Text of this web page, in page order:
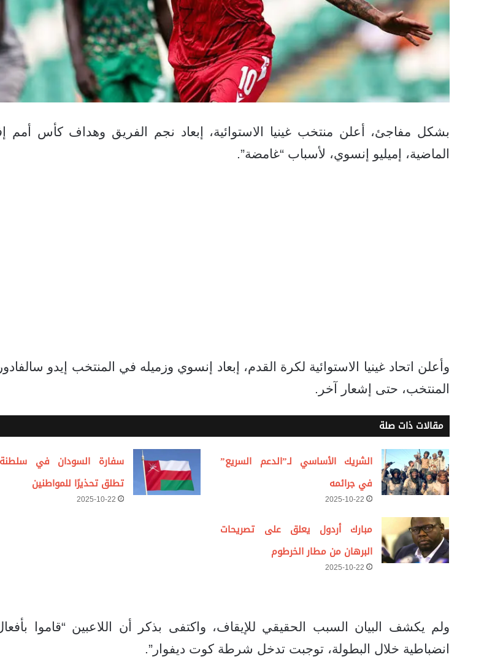
بشكل مفاجئ، أعلن منتخب غينيا الاستوائية، إبعاد نجم الفريق وهداف كأس أمم
الماضية، إميليو إنسوي، لأسباب “غامضة”.
وأعلن اتحاد غينيا الاستوائية لكرة القدم، إبعاد إنسوي وزميله في المنتخب إيدو
المنتخب، حتى إشعار آخر.
مقالات ذات صلة
الشريك الأساسي لـ”الدعم السريع”
في جرائمه
2025-10-22
سفارة السودان في
تطلق تحذيرًا للمواطنين
2025-10-22
مبارك أردول يعلق على تصريحات
البرهان من مطار الخرطوم
2025-10-22
ولم يكشف البيان السبب الحقيقي للإيقاف، واكتفى بذكر أن اللاعبين “قاموا
انضباطية خلال البطولة، توجبت تدخل شرطة كوت ديفوار”.